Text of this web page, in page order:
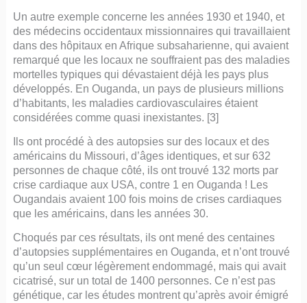
Un autre exemple concerne les années 1930 et 1940, et
des médecins occidentaux missionnaires qui travaillaient
dans des hôpitaux en Afrique subsaharienne, qui avaient
remarqué que les locaux ne souffraient pas des maladies
mortelles typiques qui dévastaient déjà les pays plus
développés. En Ouganda, un pays de plusieurs millions
d’habitants, les maladies cardiovasculaires étaient
considérées comme quasi inexistantes. [3]
Ils ont procédé à des autopsies sur des locaux et des
américains du Missouri, d’âges identiques, et sur 632
personnes de chaque côté, ils ont trouvé 132 morts par
crise cardiaque aux USA, contre 1 en Ouganda ! Les
Ougandais avaient 100 fois moins de crises cardiaques
que les américains, dans les années 30.
Choqués par ces résultats, ils ont mené des centaines
d’autopsies supplémentaires en Ouganda, et n’ont trouvé
qu’un seul cœur légèrement endommagé, mais qui avait
cicatrisé, sur un total de 1400 personnes. Ce n’est pas
génétique, car les études montrent qu’après avoir émigré